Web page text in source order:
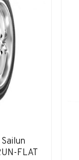
FLAT